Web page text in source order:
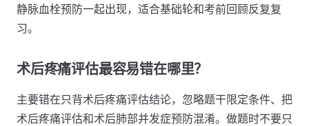
静脉血栓预防一起出现，适合基础轮和考前回顾反复复
习。
术后疼痛评估最容易错在哪里？
主要错在只背术后疼痛评估结论，忽略题干限定条件、把
术后疼痛评估和术后肺部并发症预防混淆。做题时不要只